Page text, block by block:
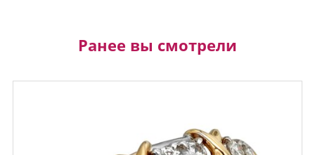
Ранее вы смотрели